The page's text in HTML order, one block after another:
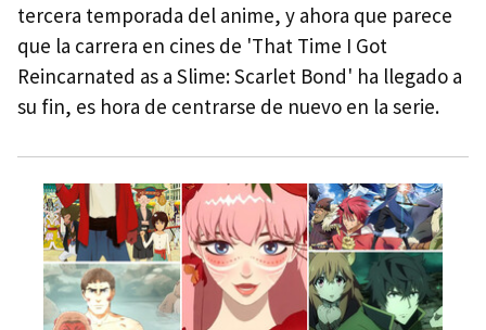
tercera temporada del anime, y ahora que parece
que la carrera en cines de 'That Time I Got
Reincarnated as a Slime: Scarlet Bond' ha llegado a
su fin, es hora de centrarse de nuevo en la serie.